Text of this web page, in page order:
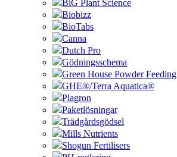
BiG Plant Science
Biobizz
BioTabs
Canna
Dutch Pro
Gödningsschema
Green House Powder Feeding
GHE®/Terra Aquatica®
Plagron
Paketlösningar
Trädgårdsgödsel
Mills Nutrients
Shogun Fertilisers